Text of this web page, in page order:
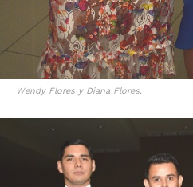
Wendy Flores y Diana Flores.